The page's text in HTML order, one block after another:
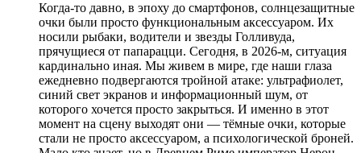
Когда-то давно, в эпоху до смартфонов, солнцезащитные
очки были просто функциональным аксессуаром. Их
носили рыбаки, водители и звезды Голливуда,
прячущиеся от папарацци. Сегодня, в 2026-м, ситуация
кардинально иная. Мы живем в мире, где наши глаза
ежедневно подвергаются тройной атаке: ультрафиолет,
синий свет экранов и информационный шум, от
которого хочется просто закрыться. И именно в этот
момент на сцену выходят они — тёмные очки, которые
стали не просто аксессуаром, а психологической броней.